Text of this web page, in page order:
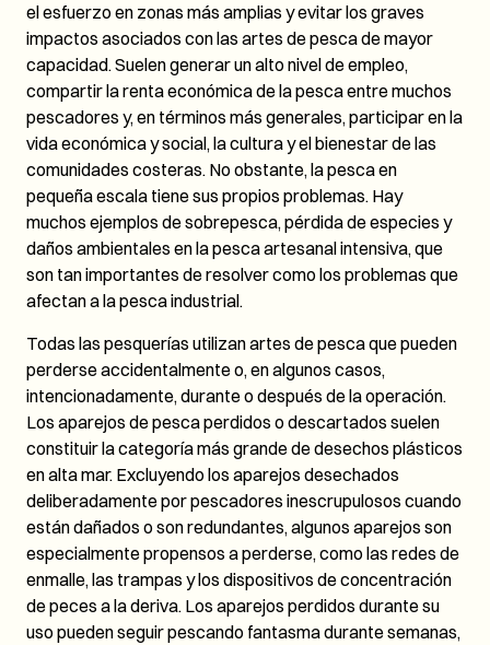
el esfuerzo en zonas más amplias y evitar los graves
impactos asociados con las artes de pesca de mayor
capacidad. Suelen generar un alto nivel de empleo,
compartir la renta económica de la pesca entre muchos
pescadores y, en términos más generales, participar en la
vida económica y social, la cultura y el bienestar de las
comunidades costeras. No obstante, la pesca en
pequeña escala tiene sus propios problemas. Hay
muchos ejemplos de sobrepesca, pérdida de especies y
daños ambientales en la pesca artesanal intensiva, que
son tan importantes de resolver como los problemas que
afectan a la pesca industrial.
Todas las pesquerías utilizan artes de pesca que pueden
perderse accidentalmente o, en algunos casos,
intencionadamente, durante o después de la operación.
Los aparejos de pesca perdidos o descartados suelen
constituir la categoría más grande de desechos plásticos
en alta mar. Excluyendo los aparejos desechados
deliberadamente por pescadores inescrupulosos cuando
están dañados o son redundantes, algunos aparejos son
especialmente propensos a perderse, como las redes de
enmalle, las trampas y los dispositivos de concentración
de peces a la deriva. Los aparejos perdidos durante su
uso pueden seguir pescando fantasma durante semanas,